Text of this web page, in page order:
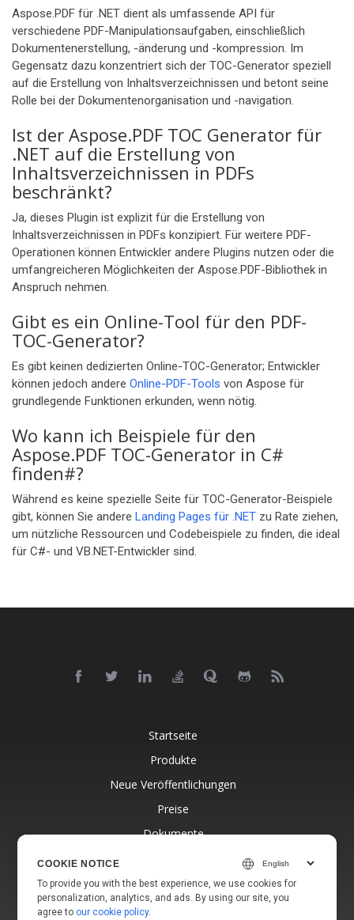
Aspose.PDF für .NET dient als umfassende API für
verschiedene PDF-Manipulationsaufgaben, einschließlich
Dokumentenerstellung, -änderung und -kompression. Im
Gegensatz dazu konzentriert sich der TOC-Generator speziell
auf die Erstellung von Inhaltsverzeichnissen und betont seine
Rolle bei der Dokumentenorganisation und -navigation.
Ist der Aspose.PDF TOC Generator für
.NET auf die Erstellung von
Inhaltsverzeichnissen in PDFs
beschränkt?
Ja, dieses Plugin ist explizit für die Erstellung von
Inhaltsverzeichnissen in PDFs konzipiert. Für weitere PDF-
Operationen können Entwickler andere Plugins nutzen oder die
umfangreicheren Möglichkeiten der Aspose.PDF-Bibliothek in
Anspruch nehmen.
Gibt es ein Online-Tool für den PDF-
TOC-Generator?
Es gibt keinen dedizierten Online-TOC-Generator; Entwickler
können jedoch andere Online-PDF-Tools von Aspose für
grundlegende Funktionen erkunden, wenn nötig.
Wo kann ich Beispiele für den
Aspose.PDF TOC-Generator in C#
finden#?
Während es keine spezielle Seite für TOC-Generator-Beispiele
gibt, können Sie andere Landing Pages für .NET zu Rate ziehen,
um nützliche Ressourcen und Codebeispiele zu finden, die ideal
für C#- und VB.NET-Entwickler sind.
Startseite
Produkte
Neue Veröffentlichungen
Preise
Dokumente
Blog
Websites
COOKIE NOTICE
To provide you with the best experience, we use cookies for
personalization, analytics, and ads. By using our site, you
agree to our cookie policy.